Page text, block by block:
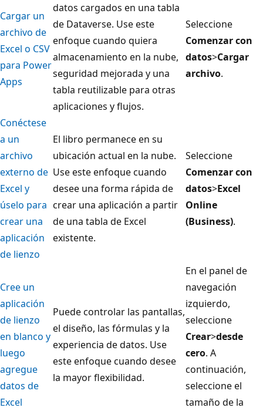
Cargar un
archivo de
Excel o CSV
para Power
Apps
datos cargados en una tabla
de Dataverse. Use este
enfoque cuando quiera
almacenamiento en la nube,
seguridad mejorada y una
tabla reutilizable para otras
aplicaciones y flujos.
Seleccione
Comenzar con
datos>Cargar
archivo.
Conéctese
a un
archivo
externo de
Excel y
úselo para
crear una
aplicación
de lienzo
El libro permanece en su
ubicación actual en la nube.
Use este enfoque cuando
desee una forma rápida de
crear una aplicación a partir
de una tabla de Excel
existente.
Seleccione
Comenzar con
datos>Excel
Online
(Business).
Cree un
aplicación
de lienzo
en blanco y
luego
agregue
datos de
Excel
Puede controlar las pantallas,
el diseño, las fórmulas y la
experiencia de datos. Use
este enfoque cuando desee
la mayor flexibilidad.
En el panel de
navegación
izquierdo,
seleccione
Crear>desde
cero. A
continuación,
seleccione el
tamaño de la